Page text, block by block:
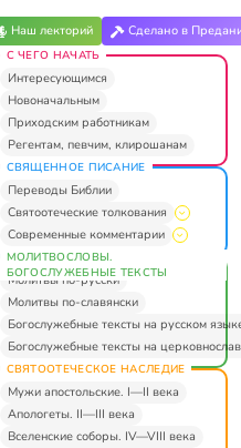
Наш лекторий Сделано в
С ЧЕГО НАЧАТЬ
Интересующимся
Новоначальным
Приходским работникам
Регентам, певчим, клирошанам
СВЯЩЕННОЕ ПИСАНИЕ
Переводы Библии
Святоотеческие толкования
Современные комментарии
МОЛИТВОСЛОВЫ.
БОГОСЛУЖЕБНЫЕ ТЕКСТЫ
Молитвы по-русски
Молитвы по-славянски
Богослужебные тексты на русском
Богослужебные тексты на
СВЯТООТЕЧЕСКОЕ НАСЛЕДИЕ
Мужи апостольские. I—II века
Апологеты. II—III века
Вселенские соборы. IV—VIII века